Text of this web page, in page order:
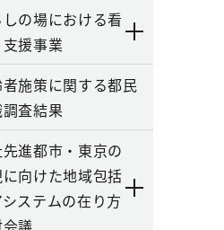
の場における看
援事業
者施策に関する都民
査結果
進都市・東京の
に向けた地域包括
ステムの在り方
議